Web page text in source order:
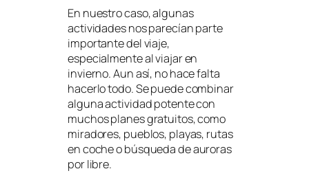
En nuestro caso, algunas
actividades nos parecían parte
importante del viaje,
especialmente al viajar en
invierno. Aun así, no hace falta
hacerlo todo. Se puede combinar
alguna actividad potente con
muchos planes gratuitos, como
miradores, pueblos, playas, rutas
en coche o búsqueda de auroras
por libre.